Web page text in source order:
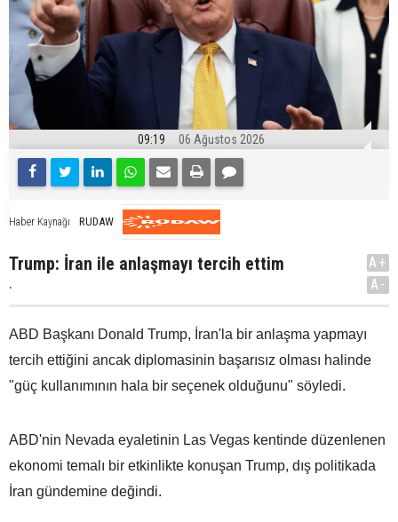
09:19 06 Ağustos 2026
Haber Kaynağı RUDAW
Trump: İran ile anlaşmayı tercih ettim
.
A+
A-
ABD Başkanı Donald Trump, İran'la bir anlaşma yapmayı
tercih ettiğini ancak diplomasinin başarısız olması halinde
"güç kullanımının hala bir seçenek olduğunu" söyledi.
ABD'nin Nevada eyaletinin Las Vegas kentinde düzenlenen
ekonomi temalı bir etkinlikte konuşan Trump, dış politikada
İran gündemine değindi.